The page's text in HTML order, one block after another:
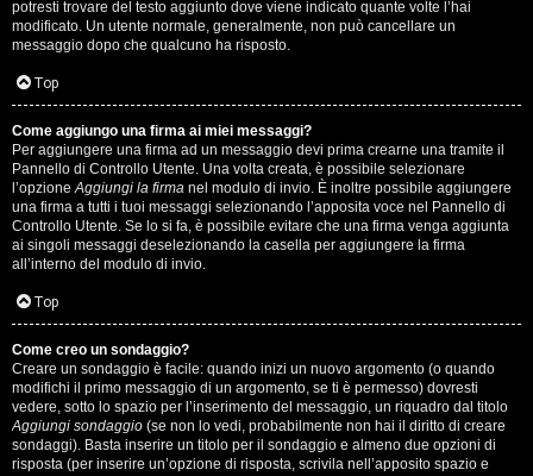
potresti trovare del testo aggiunto dove viene indicato quante volte l’hai
modificato. Un utente normale, generalmente, non può cancellare un
messaggio dopo che qualcuno ha risposto.
Top
Come aggiungo una firma ai miei messaggi?
Per aggiungere una firma ad un messaggio devi prima crearne una tramite il
Pannello di Controllo Utente. Una volta creata, è possibile selezionare
l’opzioneAggiungi la firma nel modulo di invio. È inoltre possibile aggiungere
una firma a tutti i tuoi messaggi selezionando l’apposita voce nel Pannello di
Controllo Utente. Se lo si fa, è possibile evitare che una firma venga aggiunta
ai singoli messaggi deselezionando la casella per aggiungere la firma
all’interno del modulo di invio.
Top
Come creo un sondaggio?
Creare un sondaggio è facile: quando inizi un nuovo argomento (o quando
modifichi il primo messaggio di un argomento, se ti è permesso) dovresti
vedere, sotto lo spazio per l’inserimento del messaggio, un riquadro dal titolo
Aggiungi sondaggio (se non lo vedi, probabilmente non hai il diritto di creare
sondaggi). Basta inserire un titolo per il sondaggio e almeno due opzioni di
risposta (per inserire un’opzione di risposta, scrivila nell’apposito spazio e
u
s
i
c
a
l
i
d
i
G
i